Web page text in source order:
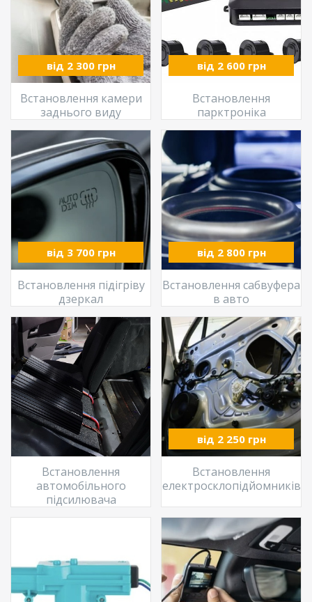
від 2 300 грн
Встановлення камери
заднього виду
від 2 600 грн
Встановлення
парктроніка
від 3 700 грн
Встановлення підігріву
дзеркал
від 2 800 грн
Встановлення сабвуфера
в авто
Встановлення
автомобільного
підсилювача
від 2 250 грн
Встановлення
електросклопідйомників